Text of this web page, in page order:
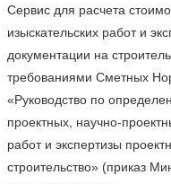
Сервис для расчета
изыскательских работ и
документации на
требованиями Сметных
«Руководство по
проектных, научно-
работ и экспертизы
строительство» (приказ